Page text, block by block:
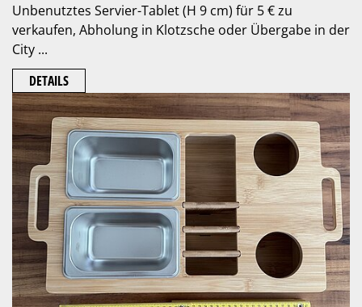
Unbenutztes Servier-Tablet (H 9 cm) für 5 € zu
verkaufen, Abholung in Klotzsche oder Übergabe in der
City ...
DETAILS